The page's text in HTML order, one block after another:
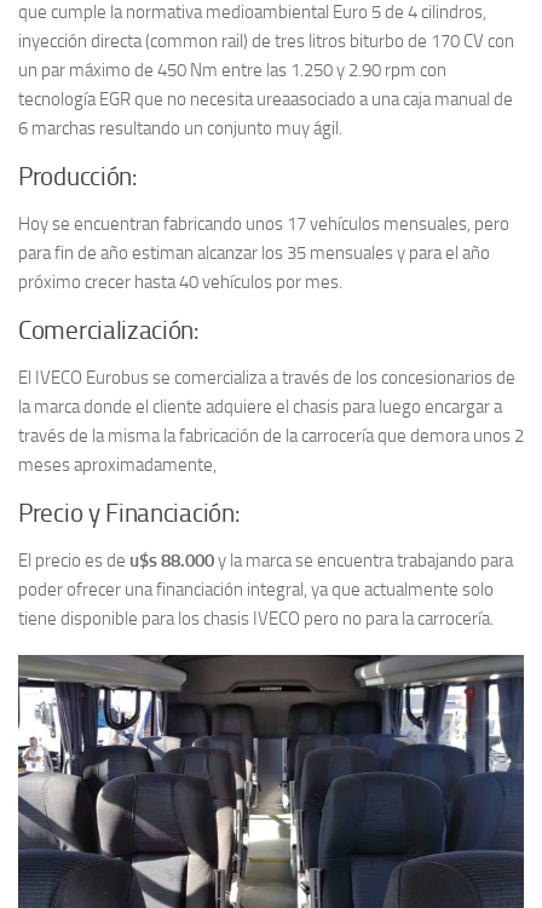
que cumple la normativa medioambiental Euro 5 de 4 cilindros,
inyección directa (common rail) de tres litros biturbo de 170 CV con
un par máximo de 450 Nm entre las 1.250 y 2.90 rpm con
tecnología EGR que no necesita ureaasociado a una caja manual de
6 marchas resultando un conjunto muy ágil.
Producción:
Hoy se encuentran fabricando unos 17 vehículos mensuales, pero
para fin de año estiman alcanzar los 35 mensuales y para el año
próximo crecer hasta 40 vehículos por mes.
Comercialización:
El IVECO Eurobus se comercializa a través de los concesionarios de
la marca donde el cliente adquiere el chasis para luego encargar a
través de la misma la fabricación de la carrocería que demora unos 2
meses aproximadamente,
Precio y Financiación:
El precio es de u$s 88.000y la marca se encuentra trabajando para
poder ofrecer una financiación integral, ya que actualmente solo
tiene disponible para los chasis IVECO pero no para la carrocería.